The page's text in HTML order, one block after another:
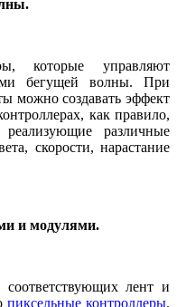
которые управляют
бегущей волны. При
можно создавать эффект
как правило,
различные
скорости, нарастание
и модулями.
лент и
пиксельные контроллеры.